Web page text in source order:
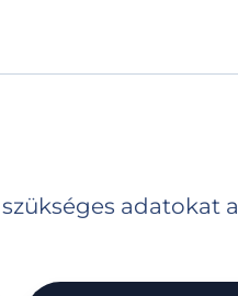
adatokat a